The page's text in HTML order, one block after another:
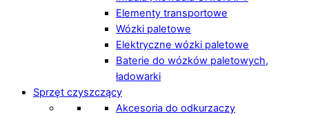
Elementy transportowe
Wózki paletowe
Elektryczne wózki paletowe
Baterie do wózków paletowych,
ładowarki
Sprzęt czyszczący
Akcesoria do odkurzaczy